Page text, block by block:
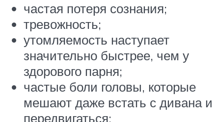
частая потеря сознания;
тревожность;
утомляемость наступает
значительно быстрее, чем у
здорового парня;
частые боли головы, которые
мешают даже встать с дивана и
передвигаться;